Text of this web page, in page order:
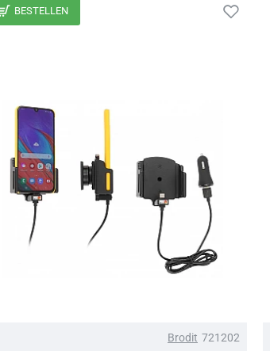
BESTELLEN
Brodit 721202